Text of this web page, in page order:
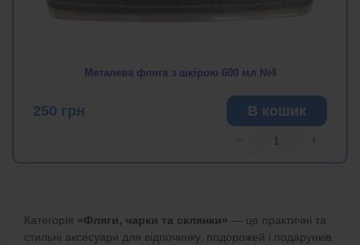
Металева фляга з шкірою 600 мл №4
250 грн В кошик
Категорія «Фляги, чарки та склянки» — це практичні та
стильні аксесуари для відпочинку, подорожей і подарунків.